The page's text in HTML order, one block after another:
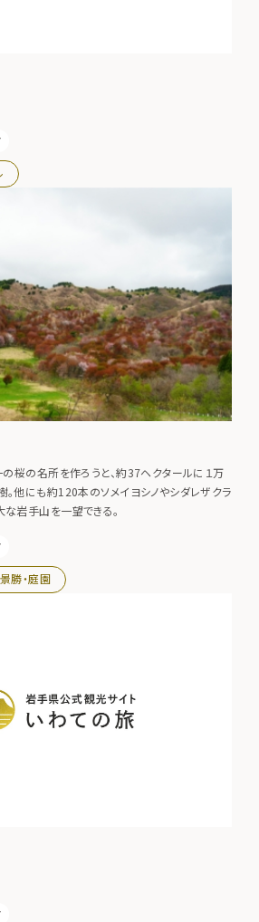
桜の名所を作ろうと、約37ヘクタールに１万
。他にも約120本のソメイヨシノやシダレザクラ
岩手山を一望できる。
勝・庭園